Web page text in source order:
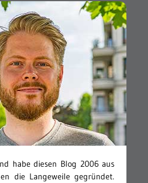
habe diesen Blog 2006 aus
die Langeweile gegründet.